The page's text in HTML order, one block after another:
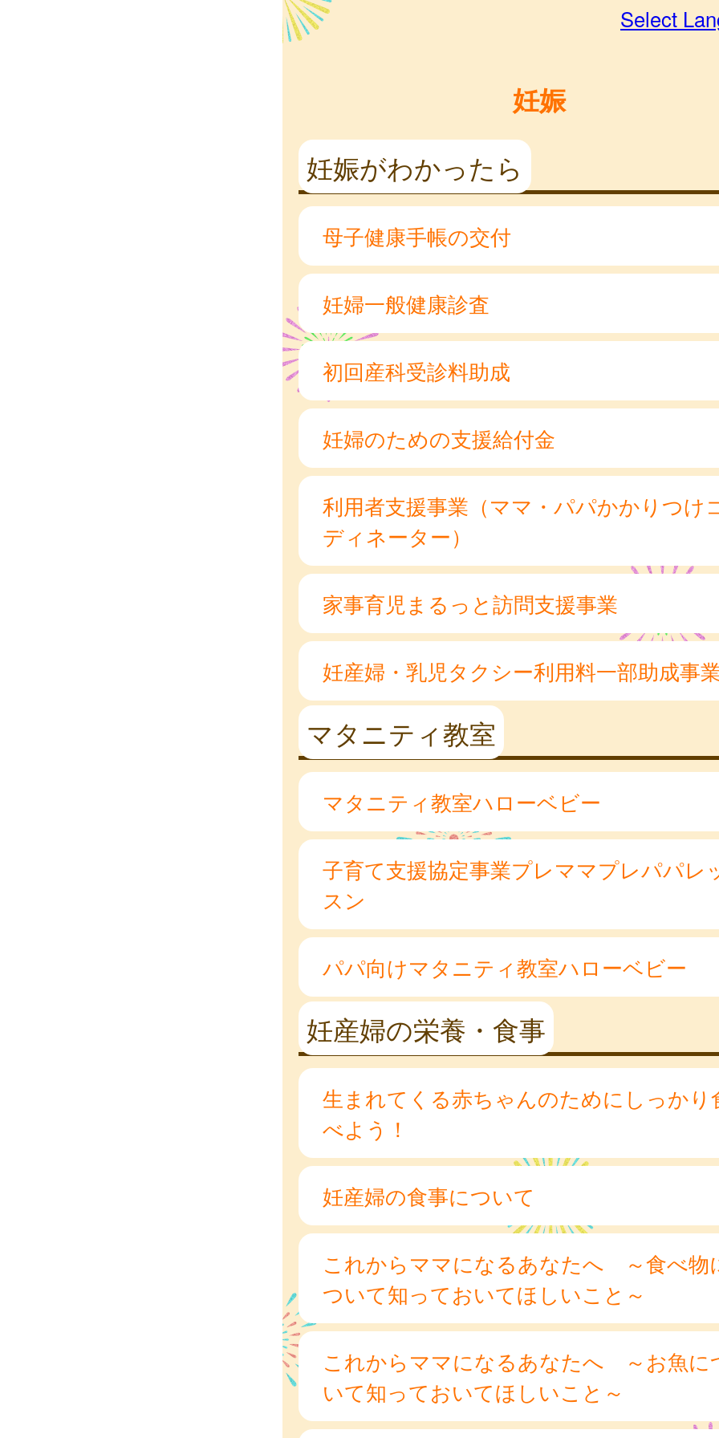
Select
妊娠
妊娠がわかったら
母子健康手帳の交付
妊婦一般健康診査
初回産科受診料助成
妊婦のための支援給付金
利用者支援事業（ママ・パパかかりつけ
ディネーター）
家事育児まるっと訪問支援事業
妊産婦・乳児タクシー利用料一部助成事
マタニティ教室
マタニティ教室ハローベビー
子育て支援協定事業プレママプレパパレ
スン
パパ向けマタニティ教室ハローベビー
妊産婦の栄養・食事
生まれてくる赤ちゃんのためにしっかり
べよう！
妊産婦の食事について
これからママになるあなたへ ～食べ物
ついて知っておいてほしいこと～
これからママになるあなたへ ～お魚に
いて知っておいてほしいこと～